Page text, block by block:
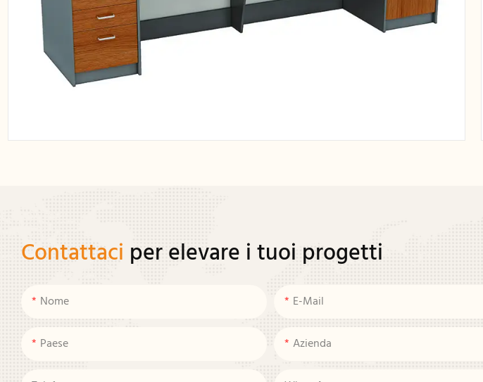
Contattaci per elevare i tuoi progetti
Nome E-Mail
Paese Azienda